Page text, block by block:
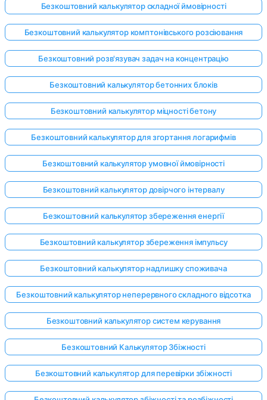
Безкоштовний калькулятор складної ймовірності
Безкоштовний калькулятор комптонівського розсіювання
Безкоштовний розв'язувач задач на концентрацію
Безкоштовний калькулятор бетонних блоків
Безкоштовний калькулятор міцності бетону
Безкоштовний калькулятор для згортання логарифмів
Безкоштовний калькулятор умовної ймовірності
Безкоштовний калькулятор довірчого інтервалу
Безкоштовний калькулятор збереження енергії
Безкоштовний калькулятор збереження імпульсу
Безкоштовний калькулятор надлишку споживача
Безкоштовний калькулятор неперервного складного відсотка
Безкоштовний калькулятор систем керування
Безкоштовний Калькулятор Збіжності
Безкоштовний калькулятор для перевірки збіжності